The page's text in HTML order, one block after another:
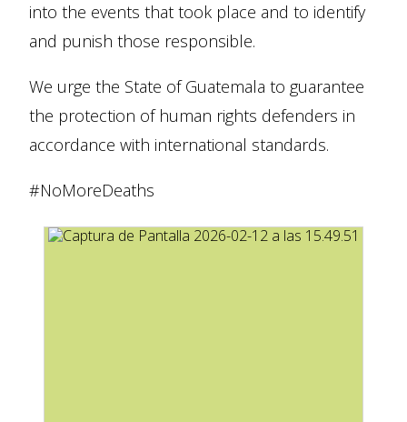
into the events that took place and to identify
and punish those responsible.
We urge the State of Guatemala to guarantee
the protection of human rights defenders in
accordance with international standards.
#NoMoreDeaths